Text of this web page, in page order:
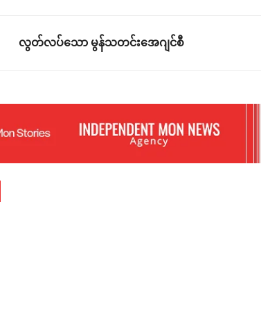
လွတ်လပ်သော မွန်သတင်းအေဂျင်စီ